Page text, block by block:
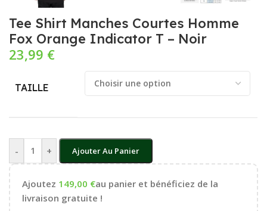
Tee Shirt Manches Courtes Homme
Fox Orange Indicator T – Noir
23,99 €
TAILLE
- + Ajouter Au Panier
Ajoutez 149,00 €au panier et bénéficiez de la
livraison gratuite !